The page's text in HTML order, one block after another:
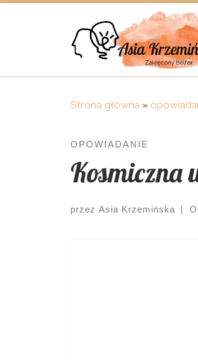
Strona główna »
OPOWIADANIE
Kosmiczna
przez Asia Krzemińska |